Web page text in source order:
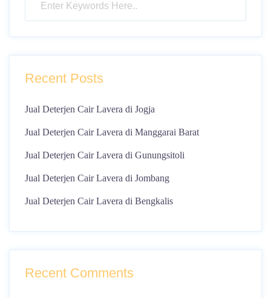
Recent Posts
Jual Deterjen Cair Lavera di Jogja
Jual Deterjen Cair Lavera di Manggarai Barat
Jual Deterjen Cair Lavera di Gunungsitoli
Jual Deterjen Cair Lavera di Jombang
Jual Deterjen Cair Lavera di Bengkalis
Recent Comments